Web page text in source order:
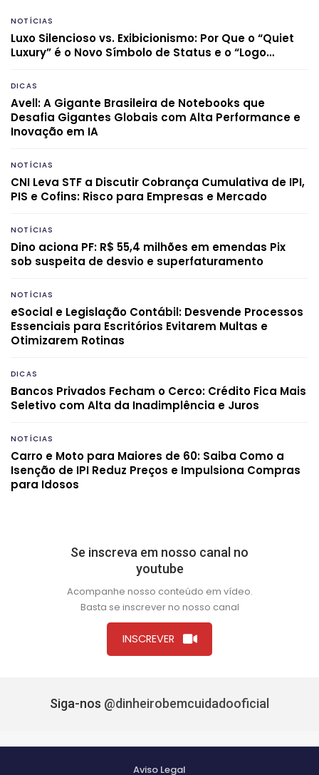
NOTÍCIAS
Luxo Silencioso vs. Exibicionismo: Por Que o “Quiet
Luxury” é o Novo Símbolo de Status e o “Logo…
DICAS
Avell: A Gigante Brasileira de Notebooks que
Desafia Gigantes Globais com Alta Performance e
Inovação em IA
NOTÍCIAS
CNI Leva STF a Discutir Cobrança Cumulativa de IPI,
PIS e Cofins: Risco para Empresas e Mercado
NOTÍCIAS
Dino aciona PF: R$ 55,4 milhões em emendas Pix
sob suspeita de desvio e superfaturamento
NOTÍCIAS
eSocial e Legislação Contábil: Desvende Processos
Essenciais para Escritórios Evitarem Multas e
Otimizarem Rotinas
DICAS
Bancos Privados Fecham o Cerco: Crédito Fica Mais
Seletivo com Alta da Inadimplência e Juros
NOTÍCIAS
Carro e Moto para Maiores de 60: Saiba Como a
Isenção de IPI Reduz Preços e Impulsiona Compras
para Idosos
Se inscreva em nosso canal no
youtube
Acompanhe nosso conteúdo em vídeo.
Basta se inscrever no nosso canal
INSCREVER
Siga-nos @dinheirobemcuidadooficial
Aviso Legal